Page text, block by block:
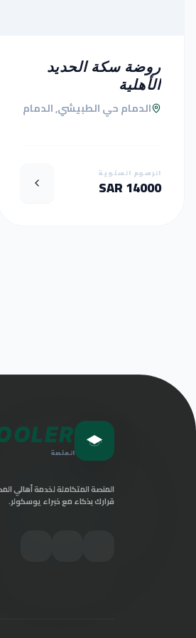
روضة سكة الحديد
الأهلية
الدمام حي الطبيشي, الدمام
الرسوم السنوية
14000 SAR
المنصة
المنصة المتكاملة لخدمة أهالي
قرارك بذكاء مع خبراء يوسكولر.